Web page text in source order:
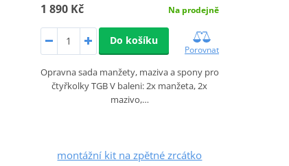
1 890 Kč Na prodejně
Do košíku
Porovnat
Opravna sada manžety, maziva a spony pro
čtyřkolky TGB V baleni: 2x manžeta, 2x
mazivo,…
montážní kit na zpětné zrcátko